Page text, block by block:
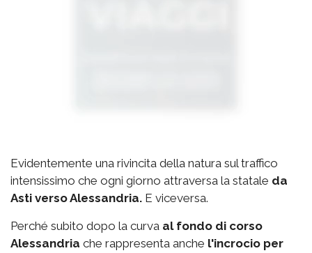
Evidentemente una rivincita della natura sul traffico
intensissimo che ogni giorno attraversa la statale da
Asti verso Alessandria. E viceversa.
Perché subito dopo la curva al fondo di corso
Alessandria che rappresenta anche l'incrocio per